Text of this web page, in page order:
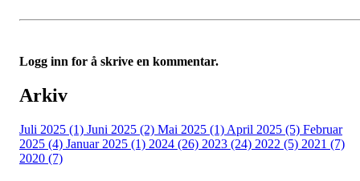
Logg inn for å skrive en kommentar.
Arkiv
Juli 2025 (1) Juni 2025 (2) Mai 2025 (1) April 2025 (5) Februar
2025 (4) Januar 2025 (1) 2024 (26) 2023 (24) 2022 (5) 2021 (7)
2020 (7)